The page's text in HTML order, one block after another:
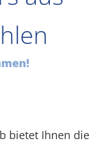
bietet Ihnen die